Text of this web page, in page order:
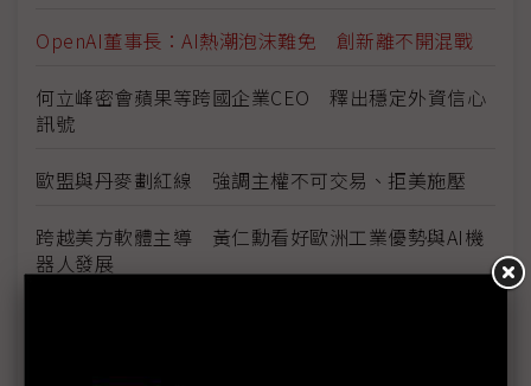
OpenAI董事長：AI熱潮泡沫難免 創新離不開混戰
何立峰密會蘋果等跨國企業CEO 釋出穩定外資信心
訊號
歐盟與丹麥劃紅線 強調主權不可交易、拒美施壓
跨越美方軟體主導 黃仁勳看好歐洲工業優勢與AI機
器人發展